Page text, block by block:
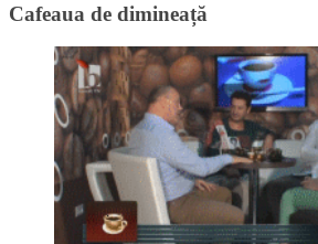
Cafeaua de dimineață